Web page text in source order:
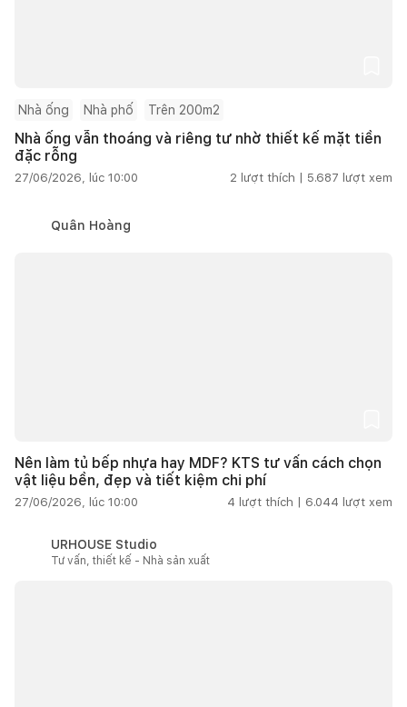
Nhà ống Nhà phố Trên 200m2
Nhà ống vẫn thoáng và riêng tư nhờ thiết kế mặt tiền
đặc rỗng
27/06/2026, lúc 10:00 2 lượt thích | 5.687 lượt xem
Quân Hoàng
Nên làm tủ bếp nhựa hay MDF? KTS tư vấn cách chọn
vật liệu bền, đẹp và tiết kiệm chi phí
27/06/2026, lúc 10:00 4 lượt thích | 6.044 lượt xem
URHOUSE Studio
Tư vấn, thiết kế - Nhà sản xuất